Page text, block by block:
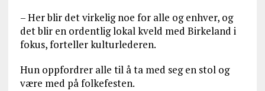
– Her blir det virkelig noe for alle og enhver, og
det blir en ordentlig lokal kveld med Birkeland i
fokus, forteller kulturlederen.
Hun oppfordrer alle til å ta med seg en stol og
være med på folkefesten.